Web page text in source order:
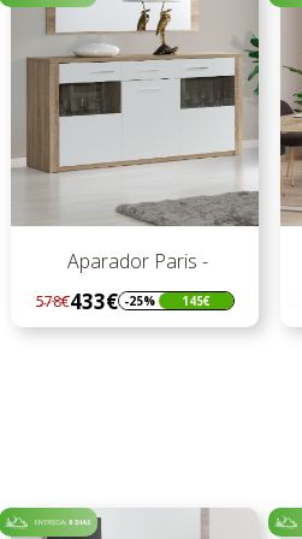
Aparador Paris -
Regular
preço
578€433€
Preço -25% 145€